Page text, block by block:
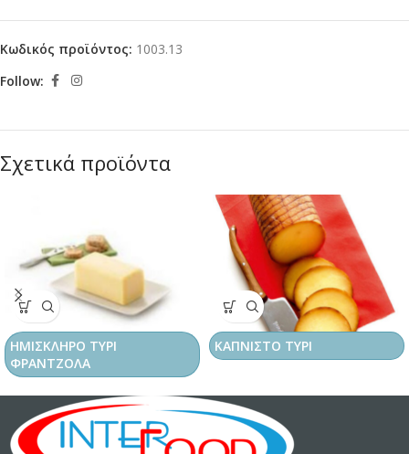
Κωδικός προϊόντος: 1003.13
Follow:
Σχετικά προϊόντα
ΗΜΙΣΚΛΗΡΟ ΤΥΡΙ
ΦΡΑΝΤΖΟΛΑ
ΚΑΠΝΙΣΤΟ ΤΥΡΙ